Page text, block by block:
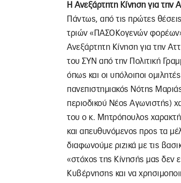
Η Ανεξάρτητη Κίνηση για την
Πάντως, από τις πρώτες
τριών «ΠΑΣΟΚογενών
Ανεξάρτητη Κίνηση για την
του ΣΥΝ από την Πολιτική
όπως και οι υπόλοιποι
πανεπιστημιακός Νότης
περιοδικού Νέος Αγωνιστής)
του ο κ. Μητρόπουλος
και απευθυνόμενος προς τα
διαφωνούμε ριζικά με τις
«στόχος της Κίνησής μας δεν
Κυβέρνησης και να